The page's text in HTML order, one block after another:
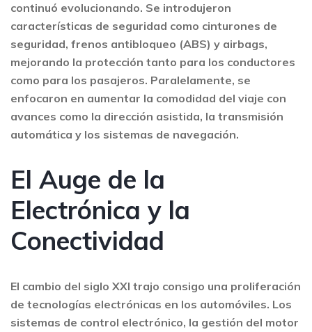
continuó evolucionando. Se introdujeron
características de seguridad como cinturones de
seguridad, frenos antibloqueo (ABS) y airbags,
mejorando la protección tanto para los conductores
como para los pasajeros. Paralelamente, se
enfocaron en aumentar la comodidad del viaje con
avances como la dirección asistida, la transmisión
automática y los sistemas de navegación.
El Auge de la
Electrónica y la
Conectividad
El cambio del siglo XXI trajo consigo una proliferación
de tecnologías electrónicas en los automóviles. Los
sistemas de control electrónico, la gestión del motor